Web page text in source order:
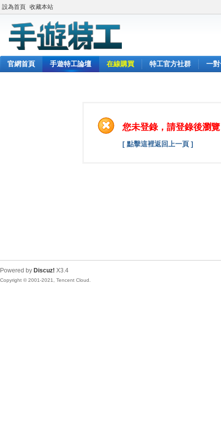
設為首頁 收藏本站
官網首頁 手遊特工論壇 在線購買 特工官方社群 一
您未登錄，請登錄後瀏
[ 點擊這裡返回上一頁 ]
Powered by Discuz! X3.4
Copyright © 2001-2021, Tencent Cloud.